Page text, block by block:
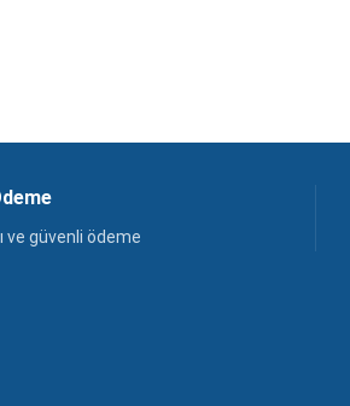
ve güvenli ödeme